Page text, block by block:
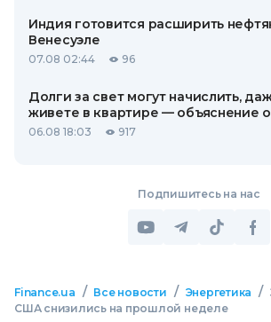
Индия готовится расширить
Венесуэле
07.08 02:44 96
Долги за свет могут начислить,
живете в квартире — объяснение
06.08 18:03 917
Подпишитесь на нас
Finance.ua / Все новости / Энергетика /
США снизились на прошлой неделе